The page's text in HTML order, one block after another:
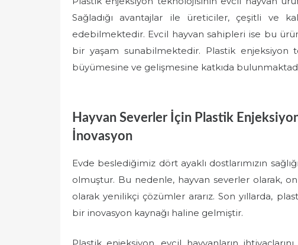
Sağladığı avantajlar ile üreticiler, çeşitli ve
edebilmektedir. Evcil hayvan sahipleri ise bu
bir yaşam sunabilmektedir. Plastik enjeksiyon
büyümesine ve gelişmesine katkıda
Hayvan Severler İçin Plastik
İnovasyon
Evde beslediğimiz dört ayaklı dostlarımızın
olmuştur. Bu nedenle, hayvan severler olarak,
olarak yenilikçi çözümler ararız. Son yıllarda,
bir inovasyon kaynağı haline gelmiştir.
Plastik enjeksiyon, evcil hayvanların